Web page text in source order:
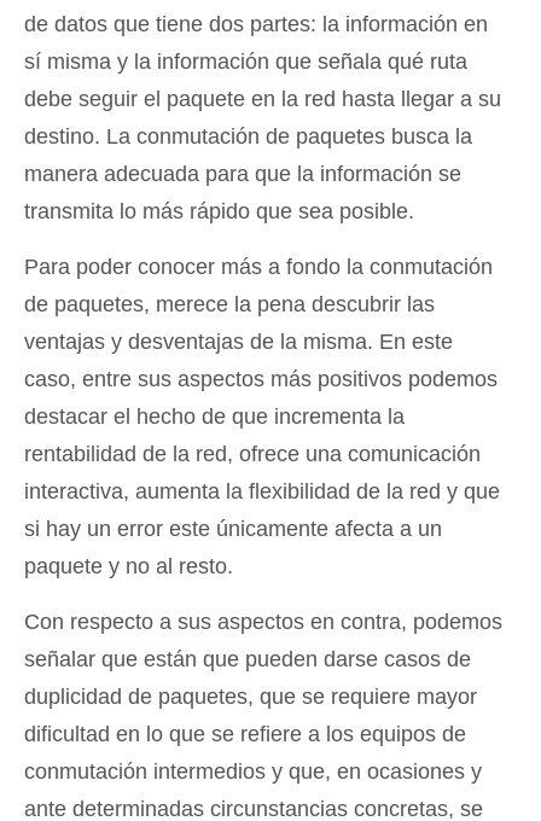
de datos que tiene dos partes: la información en
sí misma y la información que señala qué ruta
debe seguir el paquete en la red hasta llegar a su
destino. La conmutación de paquetes busca la
manera adecuada para que la información se
transmita lo más rápido que sea posible.
Para poder conocer más a fondo la conmutación
de paquetes, merece la pena descubrir las
ventajas y desventajas de la misma. En este
caso, entre sus aspectos más positivos podemos
destacar el hecho de que incrementa la
rentabilidad de la red, ofrece una comunicación
interactiva, aumenta la flexibilidad de la red y que
si hay un error este únicamente afecta a un
paquete y no al resto.
Con respecto a sus aspectos en contra, podemos
señalar que están que pueden darse casos de
duplicidad de paquetes, que se requiere mayor
dificultad en lo que se refiere a los equipos de
conmutación intermedios y que, en ocasiones y
ante determinadas circunstancias concretas, se